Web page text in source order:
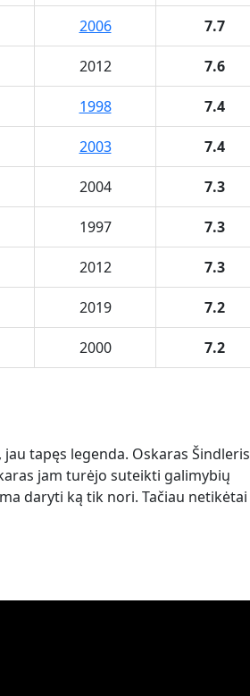
2006 7.7
2012 7.6
1998 7.4
2003 7.4
2004 7.3
1997 7.3
2012 7.3
2019 7.2
2000 7.2
tapęs legenda. Oskaras Šindleris
jam turėjo suteikti galimybių
daryti ką tik nori. Tačiau netikėtai